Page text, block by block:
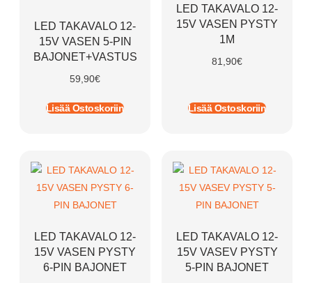
LED TAKAVALO 12-
15V VASEN 5-PIN
BAJONET+VASTUS
59,90€
Lisää Ostoskoriin
LED TAKAVALO 12-
15V VASEN PYSTY
1M
81,90€
Lisää Ostoskoriin
LED TAKAVALO 12-
15V VASEN PYSTY
6-PIN BAJONET
LED TAKAVALO 12-
15V VASEV PYSTY
5-PIN BAJONET